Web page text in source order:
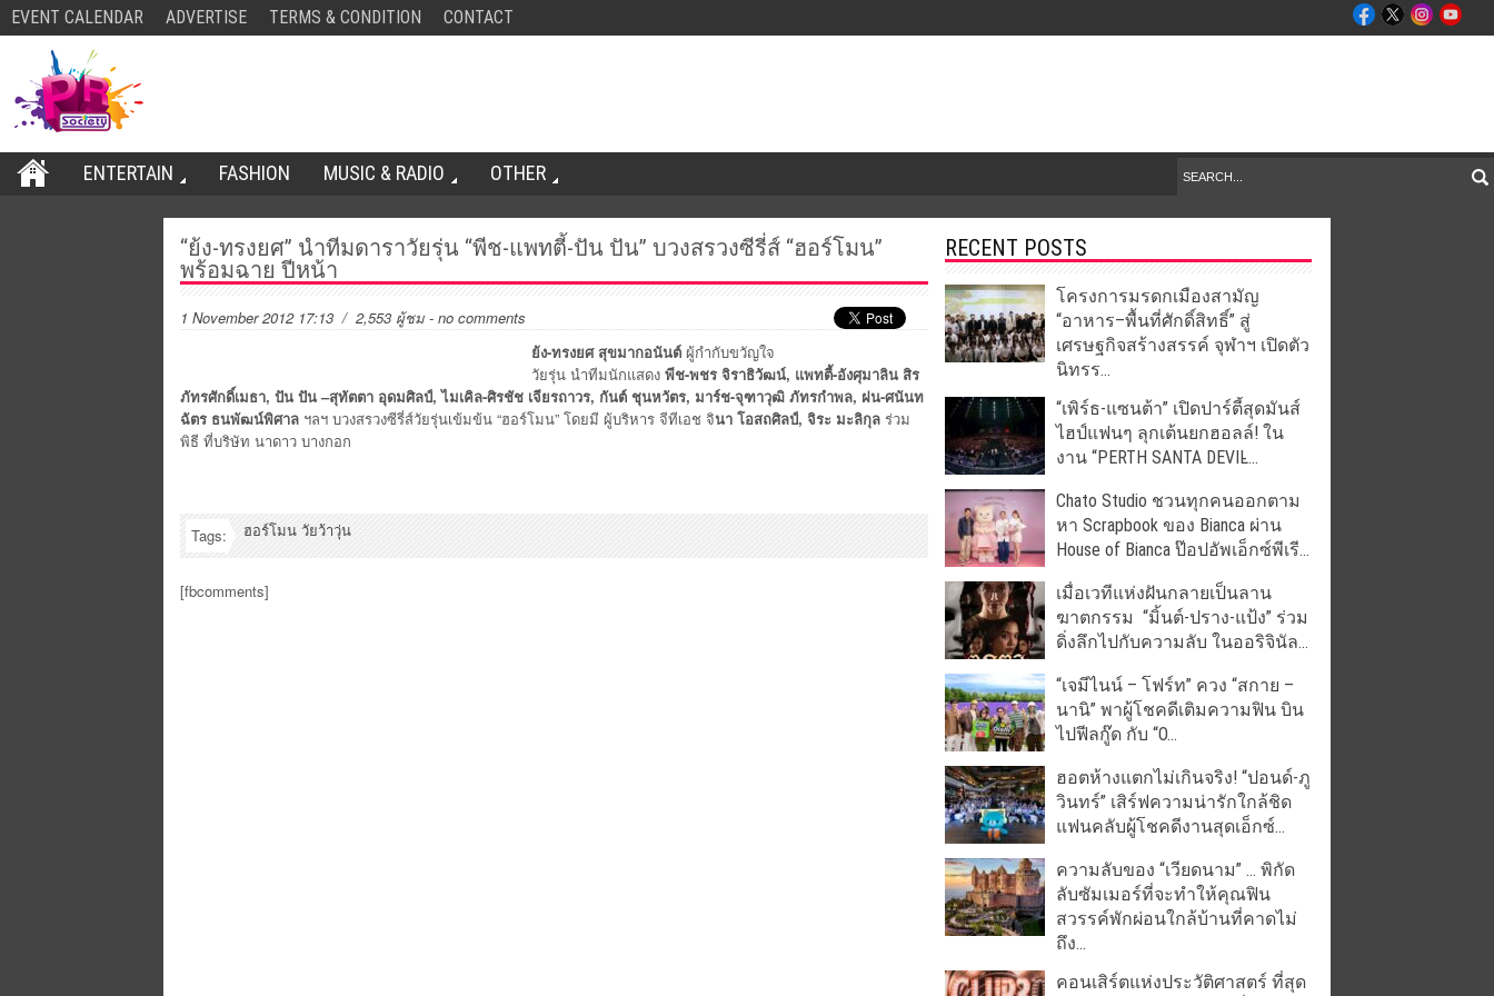
EVENT CALENDAR ADVERTISE TERMS & CONDITION CONTACT
ENTERTAIN FASHION MUSIC & RADIO OTHER
“ย้ง-ทรงยศ” นำทีมดาราวัยรุ่น “พีช-แพทตี้-ปัน ปัน” บวงสรวงซีรี่ส์ “ฮอร์โมน”
พร้อมฉาย ปีหน้า
1 November 2012 17:13 / 2,553 ผู้ชม - no comments
ย้ง-ทรงยศ สุขมากอนันต์ ผู้กำกับขวัญใจ
วัยรุ่น นำทีมนักแสดงพีช-พชร จิราธิวัฒน์, แพทตี้-อังศุมาลิน สิร
ภัทรศักดิ์เมธา, ปัน ปัน –สุทัตตา อุดมศิลป์, ไมเคิล-ศิรชัช เจียรถาวร, กันต์ ชุนหวัตร, มาร์ช-จุฑาวุฒิ ภัทรกำพล, ฝน-ศนันท
ฉัตร ธนพัฒน์พิศาล ฯลฯ บวงสรวงซีรี่ส์วัยรุ่นเข้มข้น “ฮอร์โมน” โดยมี ผู้บริหาร จีทีเอช จินา โอสถศิลป์, จิระ มะลิกุล ร่วม
พิธี ที่บริษัท นาดาว บางกอก
Tags: ฮอร์โมน วัยว้าวุ่น
[fbcomments]
RECENT POSTS
โครงการมรดกเมืองสามัญ
“อาหาร–พื้นที่ศักดิ์สิทธิ์” สู่
เศรษฐกิจสร้างสรรค์ จุฬาฯ เปิดตัว
นิทรร...
“เพิร์ธ-แซนต้า” เปิดปาร์ตี้สุดมันส์
ไฮป์แฟนๆ ลุกเต้นยกฮอลล์! ใน
งาน “PERTH SANTA DEVIL̵...
Chato Studio ชวนทุกคนออกตาม
หา Scrapbook ของ Bianca ผ่าน
House of Bianca ป๊อปอัพเอ็กซ์พีเรี...
เมื่อเวทีแห่งฝันกลายเป็นลาน
ฆาตกรรม “มิ้นต์-ปราง-แป้ง” ร่วม
ดิ่งลึกไปกับความลับ ในออริจินัล...
“เจมีไนน์ – โฟร์ท” ควง “สกาย –
นานิ” พาผู้โชคดีเติมความฟิน บิน
ไปฟีลกู๊ด กับ “O...
ฮอตห้างแตกไม่เกินจริง! “ปอนด์-ภู
วินทร์” เสิร์ฟความน่ารักใกล้ชิด
แฟนคลับผู้โชคดีงานสุดเอ็กซ์...
ความลับของ “เวียดนาม” … พิกัด
ลับซัมเมอร์ที่จะทำให้คุณฟิน
สวรรค์พักผ่อนใกล้บ้านที่คาดไม่
ถึง...
คอนเสิร์ตแห่งประวัติศาสตร์ ที่สุด